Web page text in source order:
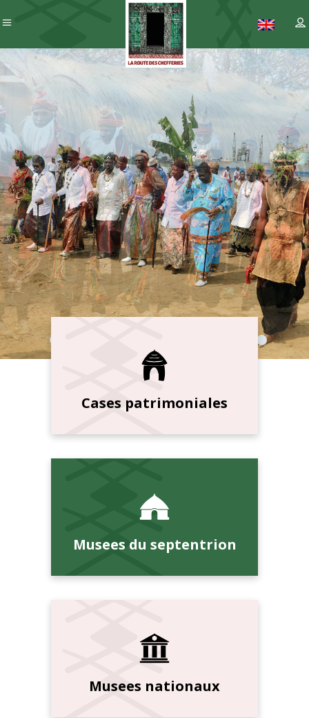
Patrimoine
– ICC
Cases patrimoniales
Musees du septentrion
Musees nationaux